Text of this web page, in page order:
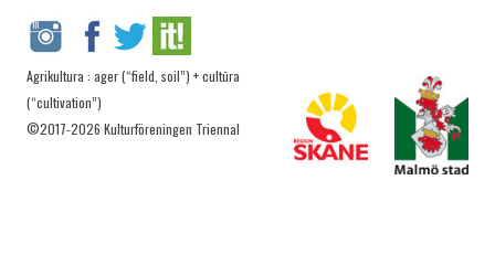
Agrikultura : ager (“field, soil”) + cultūra
(“cultivation”)
©2017-2026 Kulturföreningen Triennal